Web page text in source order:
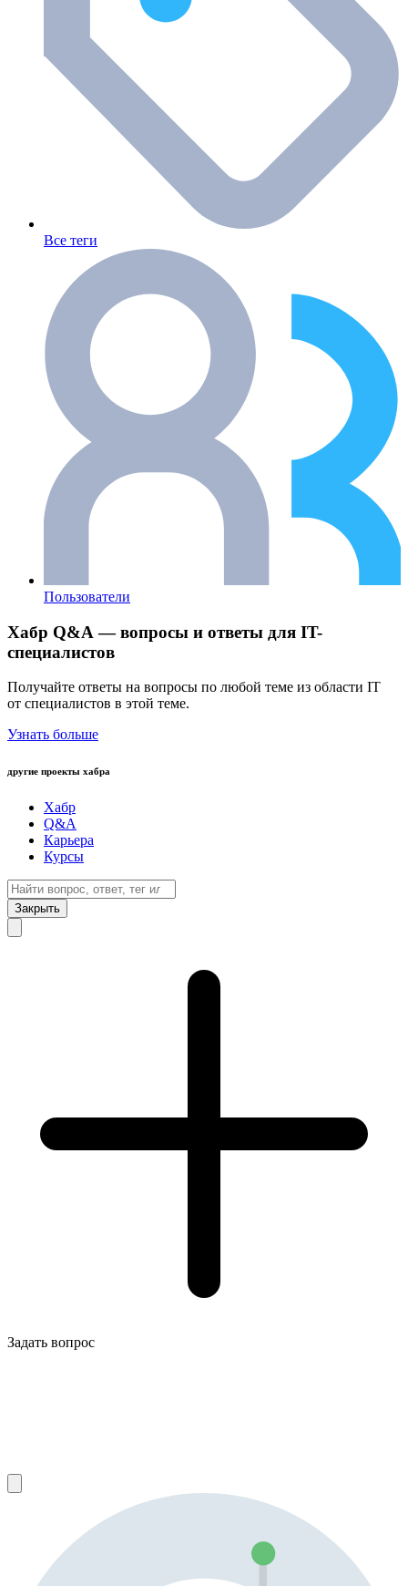
Все теги
Пользователи
Хабр Q&A — вопросы и ответы для IT-
специалистов
Получайте ответы на вопросы по любой теме из области IT
от специалистов в этой теме.
Узнать больше
другие проекты хабра
Хабр
Q&A
Карьера
Курсы
Закрыть
Задать вопрос